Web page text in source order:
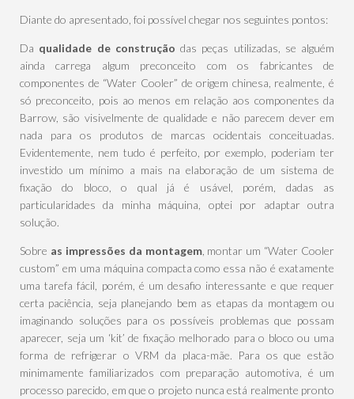
Diante do apresentado, foi possível chegar nos seguintes pontos:
Da qualidade de construção das peças utilizadas, se alguém
ainda carrega algum preconceito com os fabricantes de
componentes de “Water Cooler” de origem chinesa, realmente, é
só preconceito, pois ao menos em relação aos componentes da
Barrow, são visivelmente de qualidade e não parecem dever em
nada para os produtos de marcas ocidentais conceituadas.
Evidentemente, nem tudo é perfeito, por exemplo, poderiam ter
investido um mínimo a mais na elaboração de um sistema de
fixação do bloco, o qual já é usável, porém, dadas as
particularidades da minha máquina, optei por adaptar outra
solução.
Sobre as impressões da montagem, montar um “Water Cooler
custom” em uma máquina compacta como essa não é exatamente
uma tarefa fácil, porém, é um desafio interessante e que requer
certa paciência, seja planejando bem as etapas da montagem ou
imaginando soluções para os possíveis problemas que possam
aparecer, seja um ‘kit’ de fixação melhorado para o bloco ou uma
forma de refrigerar o VRM da placa-mãe. Para os que estão
minimamente familiarizados com preparação automotiva, é um
processo parecido, em que o projeto nunca está realmente pronto